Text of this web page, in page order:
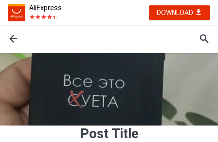
AliExpress
DOWNLOAD
Post Title